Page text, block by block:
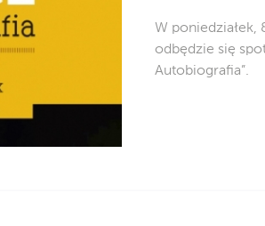
W
odbędzie się
Autobiografia”.